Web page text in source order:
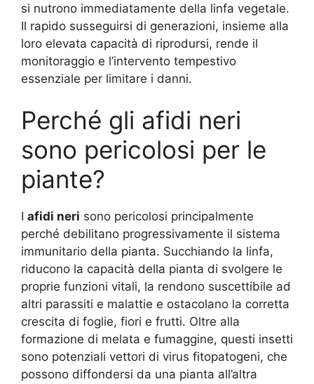
si nutrono immediatamente della linfa vegetale.
Il rapido susseguirsi di generazioni, insieme alla
loro elevata capacità di riprodursi, rende il
monitoraggio e l’intervento tempestivo
essenziale per limitare i danni.
Perché gli afidi neri
sono pericolosi per le
piante?
I afidi neri sono pericolosi principalmente
perché debilitano progressivamente il sistema
immunitario della pianta. Succhiando la linfa,
riducono la capacità della pianta di svolgere le
proprie funzioni vitali, la rendono suscettibile ad
altri parassiti e malattie e ostacolano la corretta
crescita di foglie, fiori e frutti. Oltre alla
formazione di melata e fumaggine, questi insetti
sono potenziali vettori di virus fitopatogeni, che
possono diffondersi da una pianta all’altra